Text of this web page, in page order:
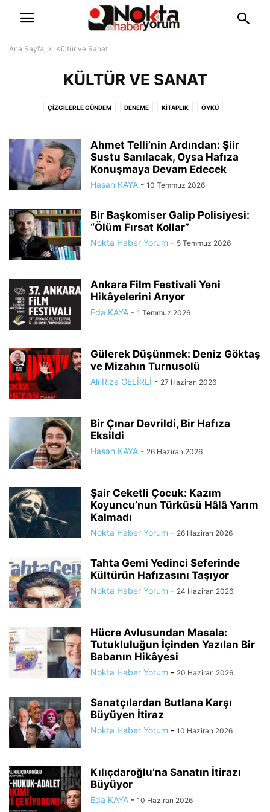
Ana Sayfa Kültür ve Sanat
KÜLTÜR VE SANAT
ÇIZGILERLE GÜNDEM DENEME KITAPLIK ÖYKÜ
Ahmet Telli’nin Ardından: Şiir
Sustu Sanılacak, Oysa Hafıza
Konuşmaya Devam Edecek
Hasan KAYA - 10 Temmuz 2026
Bir Başkomiser Galip Polisiyesi:
“Ölüm Fırsat Kollar”
Nokta Haber Yorum - 5 Temmuz 2026
Ankara Film Festivali Yeni
Hikâyelerini Arıyor
Eda KAYA - 1 Temmuz 2026
Gülerek Düşünmek: Deniz Göktaş
ve Mizahın Turnusolü
Ali Rıza GELİRLİ - 27 Haziran 2026
Bir Çınar Devrildi, Bir Hafıza
Eksildi
Hasan KAYA - 26 Haziran 2026
Şair Ceketli Çocuk: Kazım
Koyuncu’nun Türküsü Hâlâ Yarım
Kalmadı
Nokta Haber Yorum - 26 Haziran 2026
Tahta Gemi Yedinci Seferinde
Kültürün Hafızasını Taşıyor
Nokta Haber Yorum - 24 Haziran 2026
Hücre Avlusundan Masala:
Tutukluluğun İçinden Yazılan Bir
Babanın Hikâyesi
Nokta Haber Yorum - 20 Haziran 2026
Sanatçılardan Butlana Karşı
Büyüyen İtiraz
Nokta Haber Yorum - 10 Haziran 2026
Kılıçdaroğlu’na Sanatın İtirazı
Büyüyor
Eda KAYA - 10 Haziran 2026